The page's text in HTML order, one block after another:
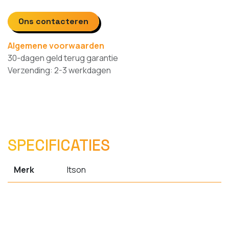
Ons contacteren
Algemene voorwaarden
30-dagen geld terug garantie
Verzending: 2-3 werkdagen
SPECIFICATIES
Merk Itson